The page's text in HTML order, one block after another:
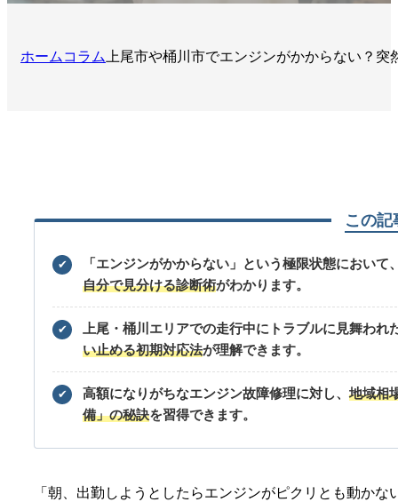
ホーム コラム 上尾市や桶川市でエンジンがかからない？
この記
✔
「エンジンがかからない」という極限状態において
自分で見分ける診断術がわかります。
✔
上尾・桶川エリアでの走行中にトラブルに見舞われ
い止める初期対応法が理解できます。
✔ 高額になりがちなエンジン故障修理に対し、 地域相
備」の秘訣を習得できます。
「朝、出勤しようとしたらエンジンがピクリとも動か